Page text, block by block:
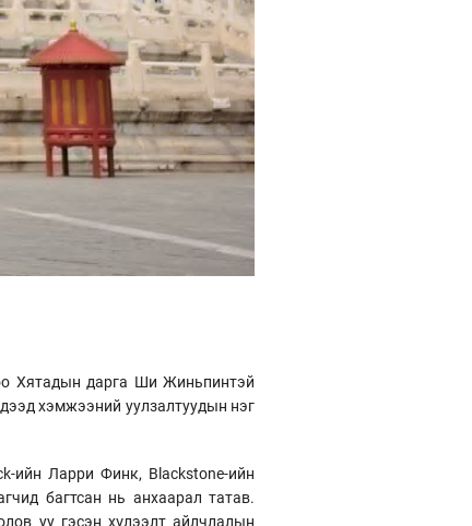
Хятадын дарга Ши Жиньпинтэй
хэмжээний уулзалтуудын нэг
ийн Ларри Финк, Blackstone-ийн
багтсан нь анхаарал татав.
уу гэсэн хүлээлт айлчлалын